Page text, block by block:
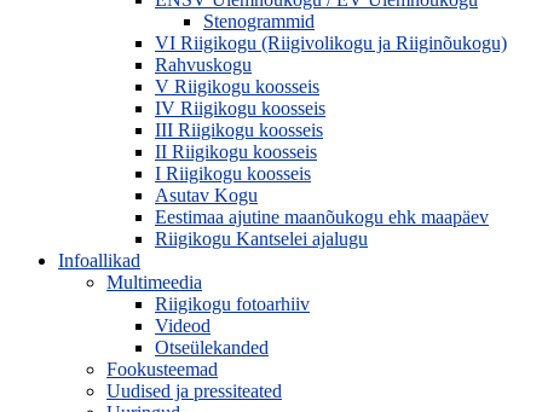
Stenogrammid
VI Riigikogu (Riigivolikogu ja Riiginõukogu)
Rahvuskogu
V Riigikogu koosseis
IV Riigikogu koosseis
III Riigikogu koosseis
II Riigikogu koosseis
I Riigikogu koosseis
Asutav Kogu
Eestimaa ajutine maanõukogu ehk maapäev
Riigikogu Kantselei ajalugu
Infoallikad
Multimeedia
Riigikogu fotoarhiiv
Videod
Otseülekanded
Fookusteemad
Uudised ja pressiteated